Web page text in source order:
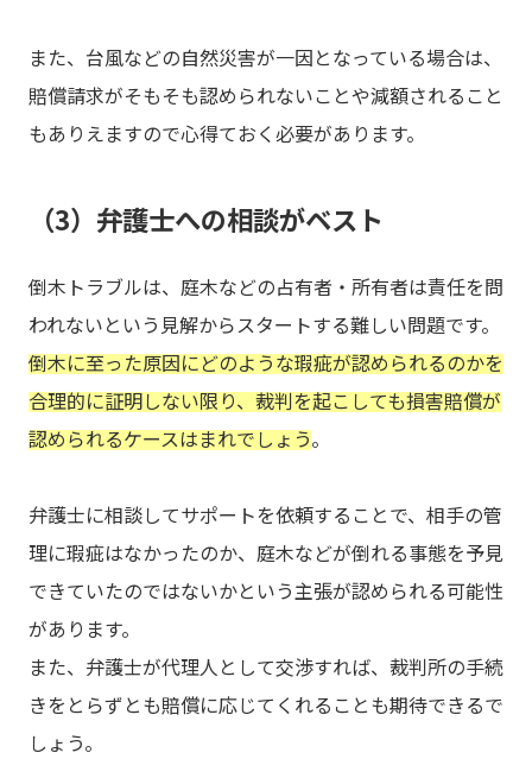
また、台風などの自然災害が一因となっている場合は、
賠償請求がそもそも認められないことや減額されること
もありえますので心得ておく必要があります。
（3）弁護士への相談がベスト
倒木トラブルは、庭木などの占有者・所有者は責任を問
われないという見解からスタートする難しい問題です。
倒木に至った原因にどのような瑕疵が認められるのかを
合理的に証明しない限り、裁判を起こしても損害賠償が
認められるケースはまれでしょう。
弁護士に相談してサポートを依頼することで、相手の管
理に瑕疵はなかったのか、庭木などが倒れる事態を予見
できていたのではないかという主張が認められる可能性
があります。
また、弁護士が代理人として交渉すれば、裁判所の手続
きをとらずとも賠償に応じてくれることも期待できるで
しょう。